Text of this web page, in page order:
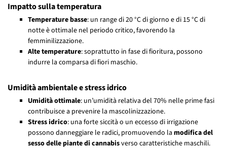
Impatto sulla temperatura
Temperature basse: un range di 20 °C di giorno e di 15 °C di
notte è ottimale nel periodo critico, favorendo la
femminilizzazione.
Alte temperature: soprattutto in fase di fioritura, possono
indurre la comparsa di fiori maschio.
Umidità ambientale e stress idrico
Umidità ottimale: un’umidità relativa del 70% nelle prime fasi
contribuisce a prevenire la mascolinizzazione.
Stress idrico: una forte siccità o un eccesso di irrigazione
possono danneggiare le radici, promuovendo la modifica del
sesso delle piante di cannabisverso caratteristiche maschili.